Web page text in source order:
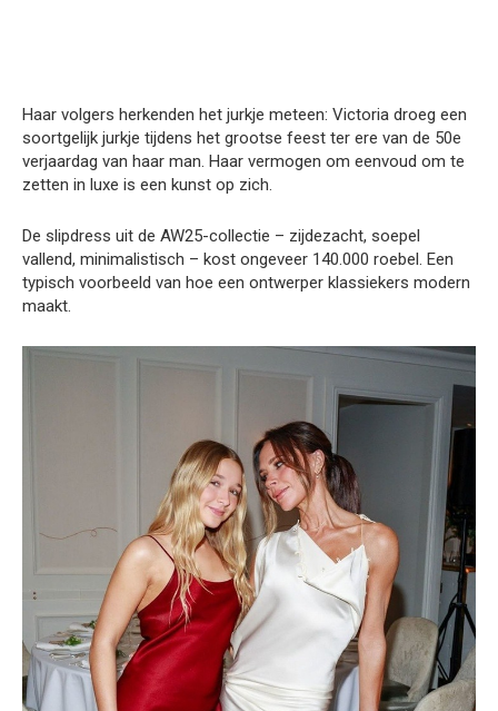
Haar volgers herkenden het jurkje meteen: Victoria droeg een
soortgelijk jurkje tijdens het grootse feest ter ere van de 50e
verjaardag van haar man. Haar vermogen om eenvoud om te
zetten in luxe is een kunst op zich.
De slipdress uit de AW25-collectie – zijdezacht, soepel
vallend, minimalistisch – kost ongeveer 140.000 roebel. Een
typisch voorbeeld van hoe een ontwerper klassiekers modern
maakt.